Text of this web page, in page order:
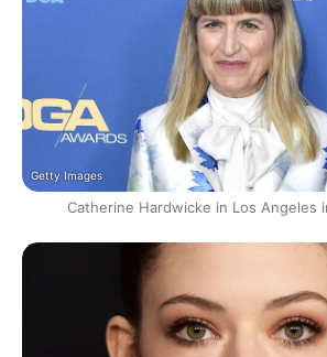
Getty Images
Catherine Hardwicke in Los Angeles